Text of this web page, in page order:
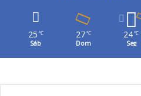
25 ℃
Sáb
27 ℃
Dom
24℃
Seg